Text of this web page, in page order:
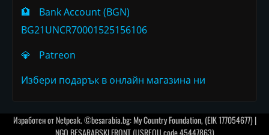
🏦
Bank Account (BGN)
BG21UNCR70001525156106
💎
Patreon
Избери подарък в онлайн магазина ни
Изработен отNetpeak. ©besarabia.bg: My Country Foundation, (EIK 177054677) |
NGO BESARABSKI FRONT (USREOU code 45447863)